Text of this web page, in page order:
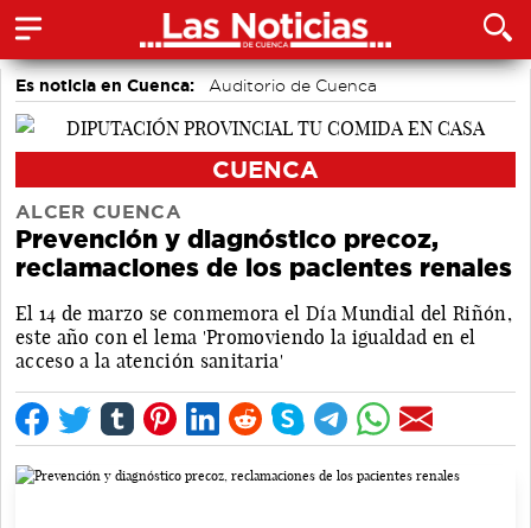
Es noticia en Cuenca: Auditorio de Cuenca
CUENCA
ALCER CUENCA
Prevención y diagnóstico precoz,
reclamaciones de los pacientes renales
El 14 de marzo se conmemora el Día Mundial del Riñón,
este año con el lema 'Promoviendo la igualdad en el
acceso a la atención sanitaria'